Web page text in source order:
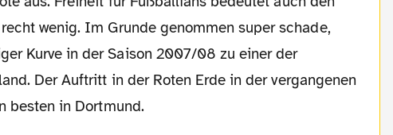
wenig. Im Grunde genommen super schade,
Kurve in der Saison 2007/08 zu einer der
Der Auftritt in der Roten Erde in der vergangenen
besten in Dortmund.